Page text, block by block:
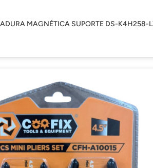
MAGNÉTICA SUPORTE DS-K4H258-